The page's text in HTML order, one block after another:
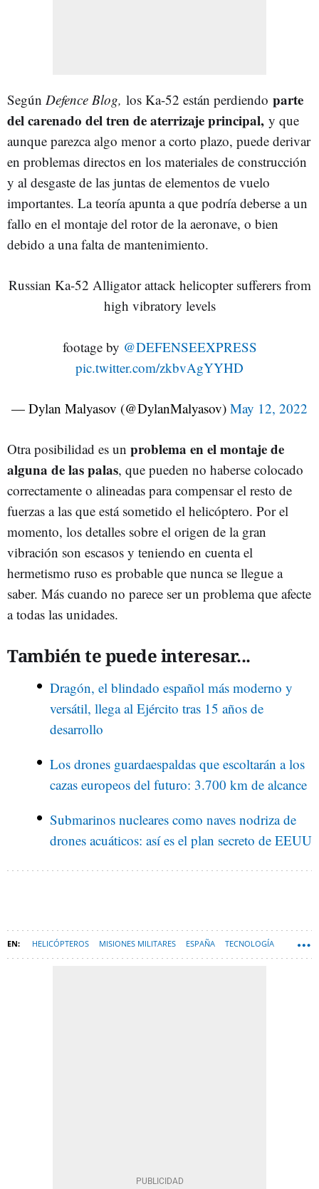
Según Defence Blog, los Ka-52 están perdiendo parte
del carenado del tren de aterrizaje principal, y que
aunque parezca algo menor a corto plazo, puede derivar
en problemas directos en los materiales de construcción
y al desgaste de las juntas de elementos de vuelo
importantes. La teoría apunta a que podría deberse a un
fallo en el montaje del rotor de la aeronave, o bien
debido a una falta de mantenimiento.
Russian Ka-52 Alligator attack helicopter sufferers from
high vibratory levels
footage by @DEFENSEEXPRESS
pic.twitter.com/zkbvAgYYHD
— Dylan Malyasov (@DylanMalyasov) May 12, 2022
Otra posibilidad es un problema en el montaje de
alguna de las palas, que pueden no haberse colocado
correctamente o alineadas para compensar el resto de
fuerzas a las que está sometido el helicóptero. Por el
momento, los detalles sobre el origen de la gran
vibración son escasos y teniendo en cuenta el
hermetismo ruso es probable que nunca se llegue a
saber. Más cuando no parece ser un problema que afecte
a todas las unidades.
También te puede interesar...
Dragón, el blindado español más moderno y
versátil, llega al Ejército tras 15 años de
desarrollo
Los drones guardaespaldas que escoltarán a los
cazas europeos del futuro: 3.700 km de alcance
Submarinos nucleares como naves nodriza de
drones acuáticos: así es el plan secreto de EEUU
HELICÓPTEROS MISIONES MILITARES ESPAÑA TECNOLOGÍA